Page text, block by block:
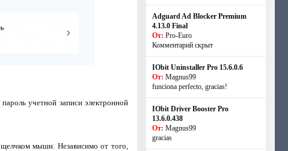
учетной записи электронной
мыши. Независимо от того,
Adguard Ad Blocker Premium
4.13.0 Final
От: Pro-Euro
Комментарий скрыт
IObit Uninstaller Pro 15.6.0.6
От: Magnus99
funciona perfecto, gracias!
IObit Driver Booster Pro
13.6.0.438
От: Magnus99
gracias